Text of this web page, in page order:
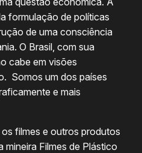
formulação de políticas
de uma consciência
O Brasil, com sua
cabe em visões
Somos um dos países
e mais
filmes e outros produtos
Filmes de Plástico